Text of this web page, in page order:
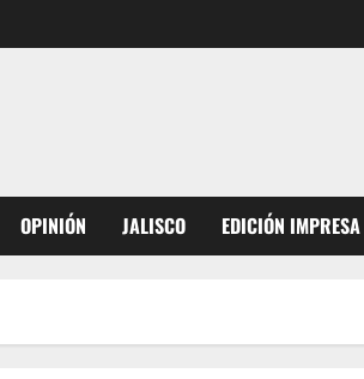
OPINIÓN JALISCO EDICIÓN IMPRESA